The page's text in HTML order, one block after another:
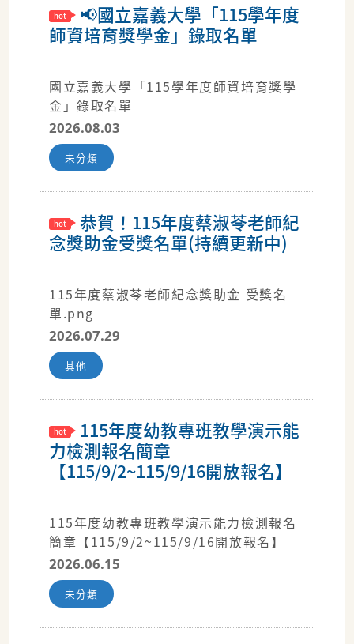
📢國立嘉義大學「115學年度
師資培育獎學金」錄取名單
國立嘉義大學「115學年度師資培育獎學
金」錄取名單
2026.08.03
未分類
恭賀！115年度蔡淑苓老師紀
念獎助金受獎名單(持續更新中)
115年度蔡淑苓老師紀念獎助金 受獎名
單.png
2026.07.29
其他
115年度幼教專班教學演示能
力檢測報名簡章
【115/9/2~115/9/16開放報名】
115年度幼教專班教學演示能力檢測報名
簡章【115/9/2~115/9/16開放報名】
2026.06.15
未分類